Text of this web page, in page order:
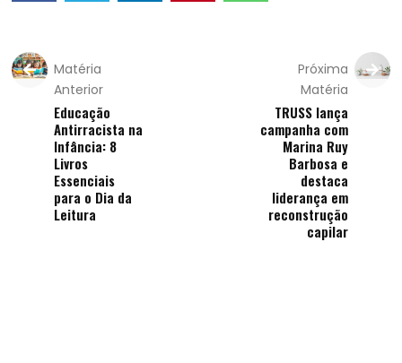
Matéria
Anterior
Educação
Antirracista na
Infância: 8
Livros
Essenciais
para o Dia da
Leitura
Próxima
Matéria
TRUSS lança
campanha com
Marina Ruy
Barbosa e
destaca
liderança em
reconstrução
capilar